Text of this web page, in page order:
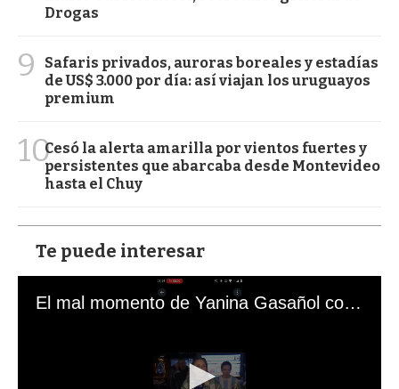
Drogas
9
Safaris privados, auroras boreales y estadías
de US$ 3.000 por día: así viajan los uruguayos
premium
10Cesó la alerta amarilla por vientos fuertes y
persistentes que abarcaba desde Montevideo
hasta el Chuy
Te puede interesar
El mal momento de Yanina Gasañol con un hincha argentino en "Subrayado"